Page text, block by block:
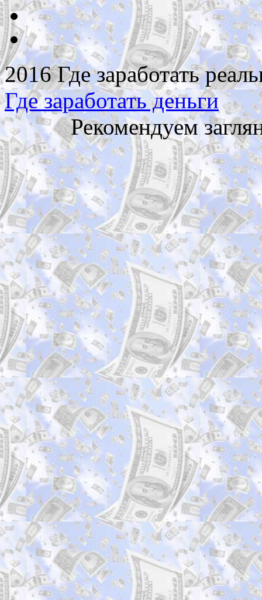
2016 Где заработать
Где заработать деньги
Рекомендуем